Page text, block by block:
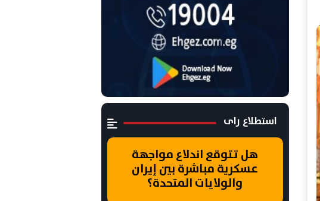
استطلاع راى
هل تتوقع اندلاع مواجهة
عسكرية مباشرة بين إيران
والولايات المتحدة؟